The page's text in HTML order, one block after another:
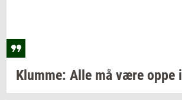
Klum­me: Alle må være oppe i